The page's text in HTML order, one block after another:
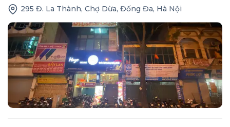
295 Đ. La Thành, Chợ Dừa, Đống Đa, Hà Nội